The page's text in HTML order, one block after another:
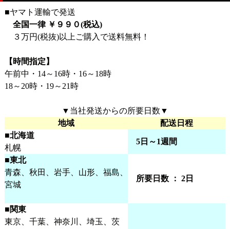
■ヤマト運輸で発送
全国一律 ￥９９０(税込)
３万円(税抜)以上ご購入で送料無料！
【時間指定】
午前中・14～16時・16～18時
18～20時・19～21時
▼当社発送からの所要日数▼
地域
配送日程
■北海道
札幌
5日～1週間
■東北
青森、秋田、岩手、山形、福島、
宮城
所要日数 ： 2日
■関東
東京、千葉、神奈川、埼玉、茨